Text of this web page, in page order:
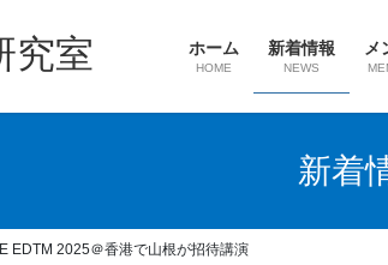
究室 ホーム
HOME
新着情報
NEWS
メ
新着
EDTM 2025＠香港で山根が招待講演